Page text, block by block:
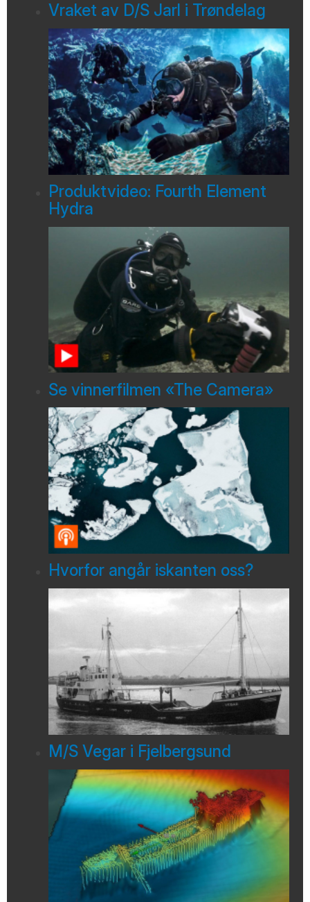
Vraket av D/S Jarl i Trøndelag
Produktvideo: Fourth Element
Hydra
Se vinnerfilmen «The Camera»
Hvorfor angår iskanten oss?
M/S Vegar i Fjelbergsund